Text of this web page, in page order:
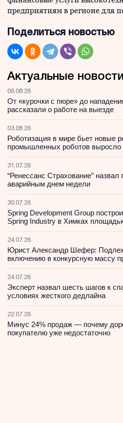
предприятиям в регионе для
Поделиться новостью
Актуальные новости
06.08.26
От «курочки с пюре» до
рассказали о работе на выезде
03.08.26
Роботизация в мире бьет новые
промышленных роботов выросло
31.07.26
“Ренессанс Страхование”
аварийным днем недели
30.07.26
Spring Development Group
Spring Industry в Химках
24.07.26
Юрист Александр Шефер:
включению в конкурсную массу
24.07.26
Эксперт назвал шесть шагов к
условиях жесткого дедлайна
22.07.26
Минус 24% продаж — почему
покупателю уже недостаточно